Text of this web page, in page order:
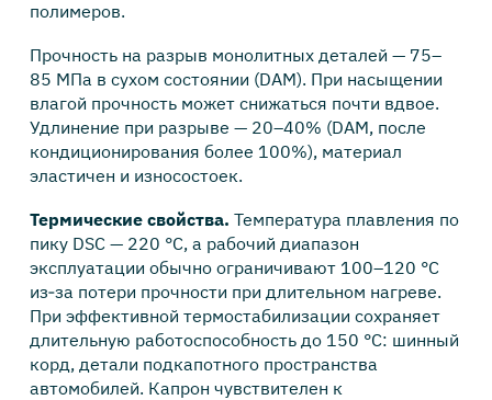
полимеров.
Прочность на разрыв монолитных деталей — 75–
85 МПа в сухом состоянии (DAM). При насыщении
влагой прочность может снижаться почти вдвое.
Удлинение при разрыве — 20–40% (DAM, после
кондиционирования более 100%), материал
эластичен и износостоек.
Термические свойства. Температура плавления по
пику DSC — 220 °C, а рабочий диапазон
эксплуатации обычно ограничивают 100–120 °C
из‑за потери прочности при длительном нагреве.
При эффективной термостабилизации сохраняет
длительную работоспособность до 150 °C: шинный
корд, детали подкапотного пространства
автомобилей. Капрон чувствителен к